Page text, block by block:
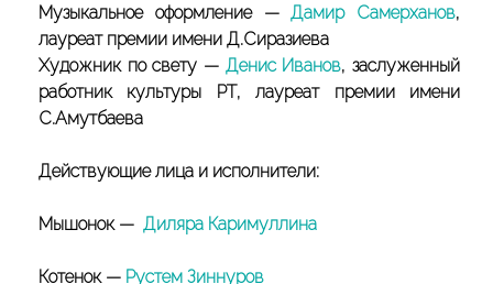
Музыкальное оформление —Дамир Самерханов,
лауреат премии имени Д.Сиразиева
Художник по свету — Денис Иванов, заслуженный
работник культуры РТ, лауреат премии имени
С.Амутбаева
Действующие лица и исполнители:
Мышонок — Диляра Каримуллина
Котенок — Рустем Зиннуров